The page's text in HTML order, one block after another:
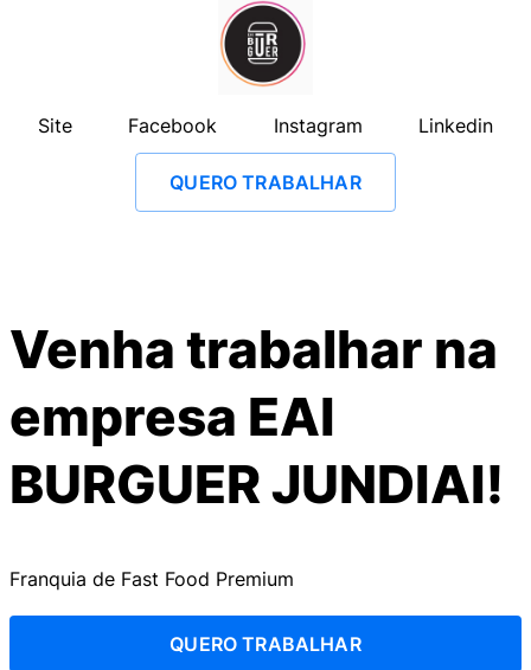
Site Facebook Instagram Linkedin
QUERO TRABALHAR
Venha trabalhar na
empresa EAI
BURGUER JUNDIAI!
Franquia de Fast Food Premium
QUERO TRABALHAR